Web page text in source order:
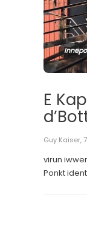
E
Guy Kaiser,
virun
Ponkt